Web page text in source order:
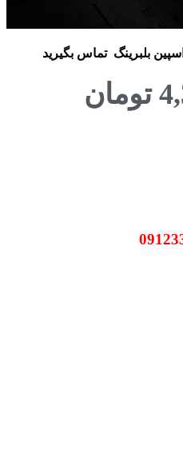
بلبرینگ تماس بگیرید
تومان